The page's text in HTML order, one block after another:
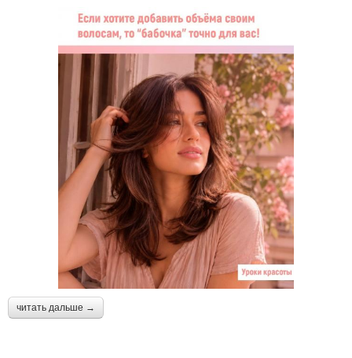
читать дальше →